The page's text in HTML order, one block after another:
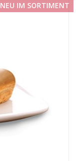
NEU IM SORTIMENT